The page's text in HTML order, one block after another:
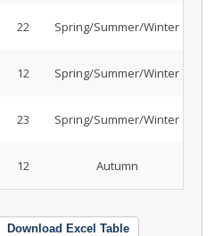
22 Spring/Summer/Winter
12 Spring/Summer/Winter
23 Spring/Summer/Winter
12 Autumn
Download Excel Table